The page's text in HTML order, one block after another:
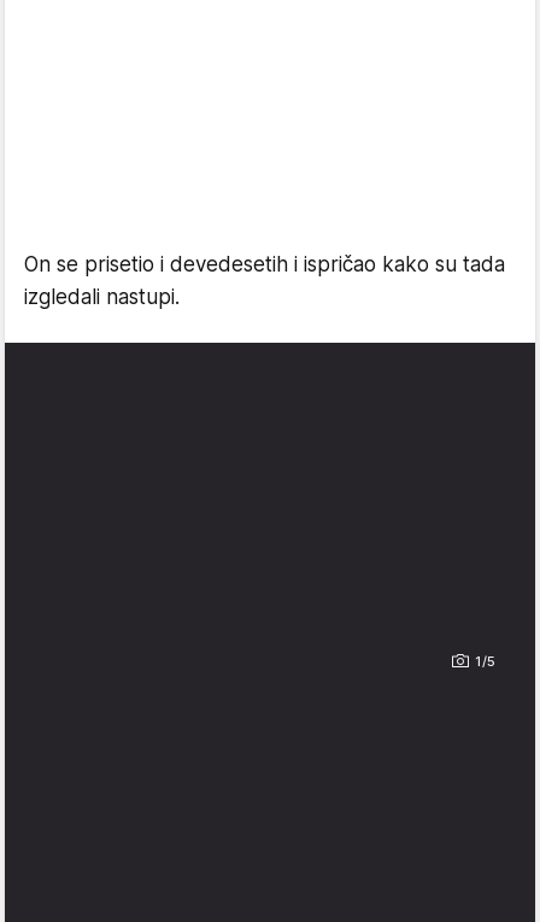
On se prisetio i devedesetih i ispričao kako su tada
izgledali nastupi.
1/5